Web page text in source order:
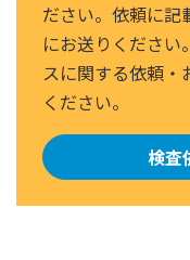
ださい。依頼に記
にお送りください
スに関する依頼・
ください。
検査